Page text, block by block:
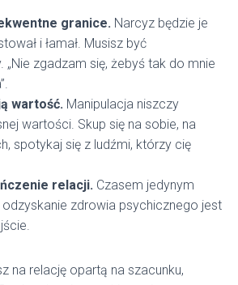
granice. Narcyz będzie je
i łamał. Musisz być
„Nie zgadzam się, żebyś tak do mnie
wartość. Manipulacja niszczy
wartości. Skup się na sobie, na
spotykaj się z ludźmi, którzy cię
relacji. Czasem jedynym
zdrowia psychicznego jest
na relację opartą na szacunku,